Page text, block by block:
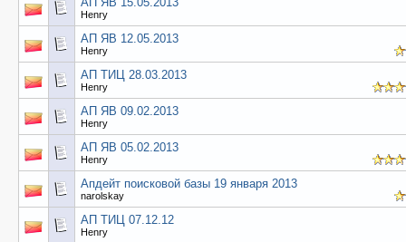
Henry
АП ЯВ 12.05.2013
Henry
АП ТИЦ 28.03.2013
Henry
АП ЯВ 09.02.2013
Henry
АП ЯВ 05.02.2013
Henry
Апдейт поисковой базы 19 января 2013
narolskay
АП ТИЦ 07.12.12
Henry